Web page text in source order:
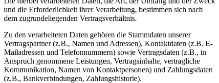
und die Erforderlichkeit ihrer Verarbeitung, bestimmen sich nach
dem zugrundeliegenden Vertragsverhältnis.
Zu den verarbeiteten Daten gehören die Stammdaten unserer
Vertragspartner (z.B., Namen und Adressen), Kontaktdaten (z.B. E-
Mailadressen und Telefonnummern) sowie Vertragsdaten (z.B., in
Anspruch genommene Leistungen, Vertragsinhalte, vertragliche
Kommunikation, Namen von Kontaktpersonen) und Zahlungsdaten
(z.B., Bankverbindungen, Zahlungshistorie).